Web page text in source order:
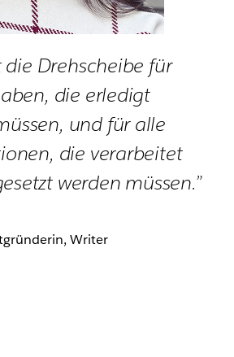
die Drehscheibe für
die erledigt
und für alle
die verarbeitet
werden müssen.”
Writer